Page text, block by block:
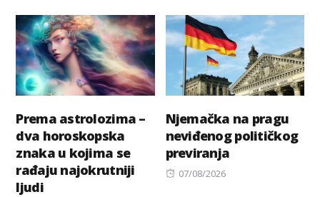
Prema astrolozima –
dva horoskopska
znaka u kojima se
rađaju najokrutniji
ljudi
Njemačka na pragu
neviđenog političkog
previranja
Posted
07/08/2026